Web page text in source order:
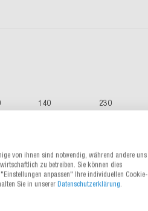
140 230
von ihnen sind notwendig, während andere uns
zu betreiben. Sie können dies
anpassen" Ihre individuellen Cookie-
Sie in unserer Datenschutzerklärung.